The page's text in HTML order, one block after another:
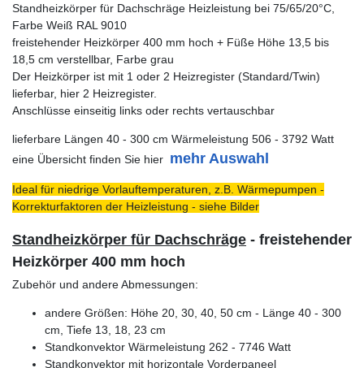
Standheizkörper für Dachschräge Heizleistung bei 75/65/20°C,
Farbe Weiß RAL 9010
freistehender Heizkörper 400 mm hoch + Füße Höhe 13,5 bis
18,5 cm verstellbar, Farbe grau
Der Heizkörper ist mit 1 oder 2 Heizregister (Standard/Twin)
lieferbar, hier 2 Heizregister.
Anschlüsse einseitig links oder rechts vertauschbar
lieferbare Längen 40 - 300 cm Wärmeleistung 506 - 3792 Watt
eine Übersicht finden Sie hier mehr Auswahl
Ideal für niedrige Vorlauftemperaturen, z.B. Wärmepumpen -
Korrekturfaktoren der Heizleistung - siehe Bilder
Standheizkörper für Dachschräge - freistehender
Heizkörper 400 mm hoch
Zubehör und andere Abmessungen:
andere Größen: Höhe 20, 30, 40, 50 cm - Länge 40 - 300
cm, Tiefe 13, 18, 23 cm
Standkonvektor Wärmeleistung 262 - 7746 Watt
Standkonvektor mit horizontale Vorderpaneel